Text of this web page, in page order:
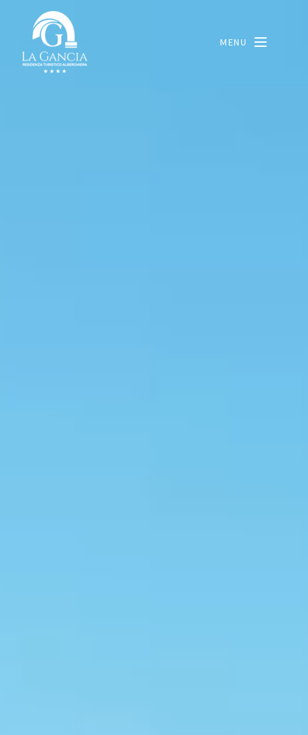
MENU
Informativa sulla raccolta
Le tue preferenze relative alla privacy